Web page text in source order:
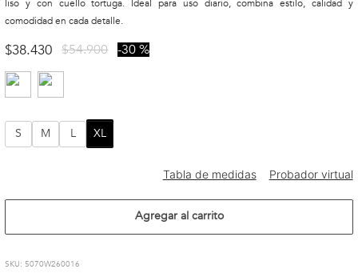
liso y con cuello tortuga. Ideal para uso diario, combina estilo, calidad y
comodidad en cada detalle.
$38.430 $54.900 30 %
S M L XL
Agregar al carrito
: 5070W260016